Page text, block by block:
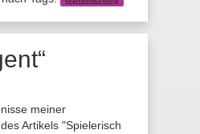
meiner
Artikels "Spielerisch